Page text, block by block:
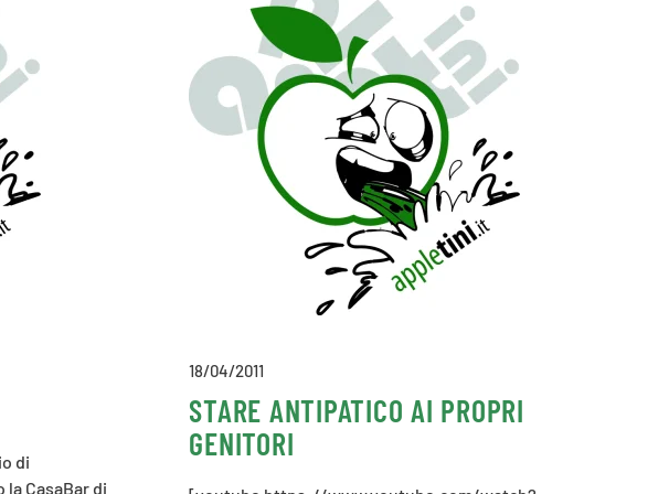
di
CasaBar di
18/04/2011
STARE ANTIPATICO AI PROPRI
GENITORI